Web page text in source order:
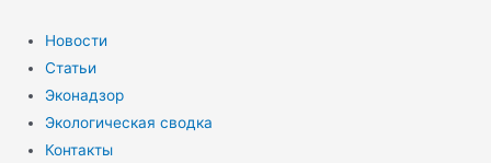
содержимому
Новости
Статьи
Эконадзор
Экологическая сводка
Контакты